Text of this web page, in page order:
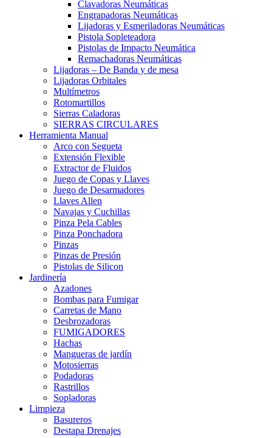
Clavadoras Neumáticas
Engrapadoras Neumáticas
Lijadoras y Esmeriladoras Neumáticas
Pistola Sopleteadora
Pistolas de Impacto Neumática
Remachadoras Neumáticas
Lijadoras – De Banda y de mesa
Lijadoras Orbitales
Multímetros
Rotomartillos
Sierras Caladoras
SIERRAS CIRCULARES
Herramienta Manual
Arco con Segueta
Extensión Flexible
Extractor de Fluidos
Juego de Copas y Llaves
Juego de Desarmadores
Llaves Allen
Navajas y Cuchillas
Pinza Pela Cables
Pinza Ponchadora
Pinzas
Pinzas de Presión
Pistolas de Silicon
Jardinería
Azadones
Bombas para Fumigar
Carretas de Mano
Desbrozadoras
FUMIGADORES
Hachas
Mangueras de jardín
Motosierras
Podadoras
Rastrillos
Sopladoras
Limpieza
Basureros
Destapa Drenajes